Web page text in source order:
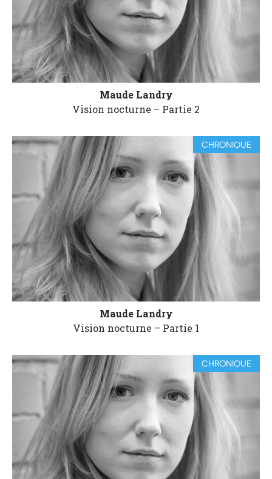
Maude Landry
Vision nocturne – Partie 2
CHRONIQUE
Maude Landry
Vision nocturne – Partie 1
CHRONIQUE